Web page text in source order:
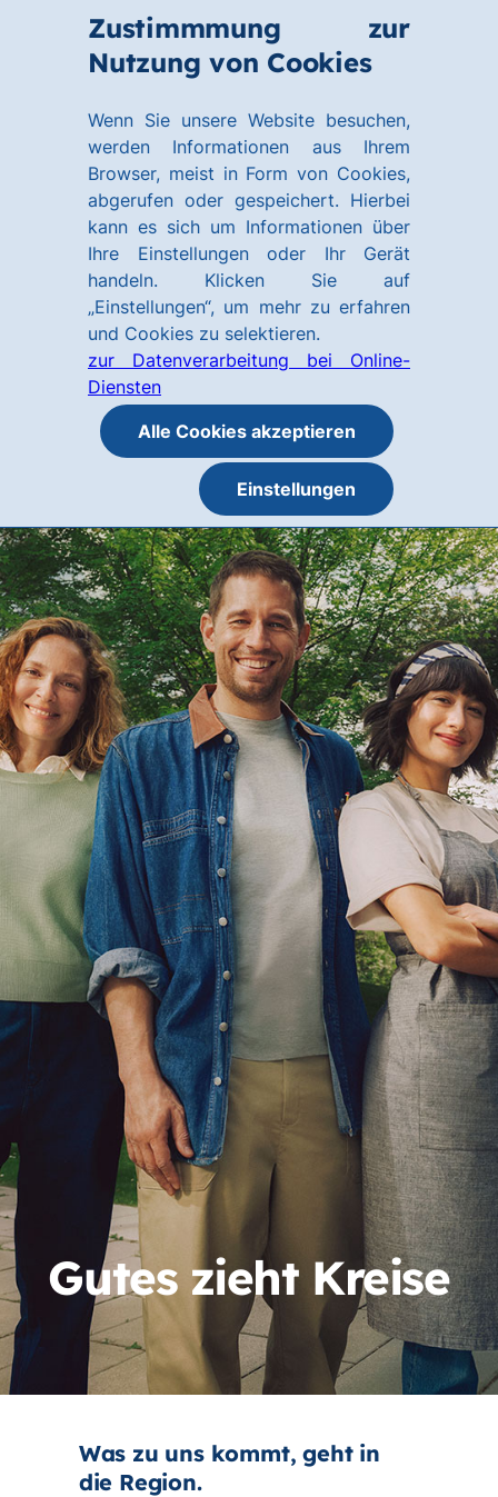
Zustimmmung zur
Nutzung von Cookies
Wenn Sie unsere Website besuchen,
werden Informationen aus Ihrem
Browser, meist in Form von Cookies,
abgerufen oder gespeichert. Hierbei
kann es sich um Informationen über
Ihre Einstellungen oder Ihr Gerät
handeln. Klicken Sie auf
„Einstellungen“, um mehr zu erfahren
und Cookies zu selektieren.
zur Datenverarbeitung bei Online-
Diensten
Alle Cookies akzeptieren
Einstellungen
Hauptinhalt
Gutes zieht Kreise
Was zu uns kommt, geht in
die Region.